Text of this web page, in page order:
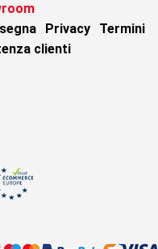
Privacy
Termini
clienti